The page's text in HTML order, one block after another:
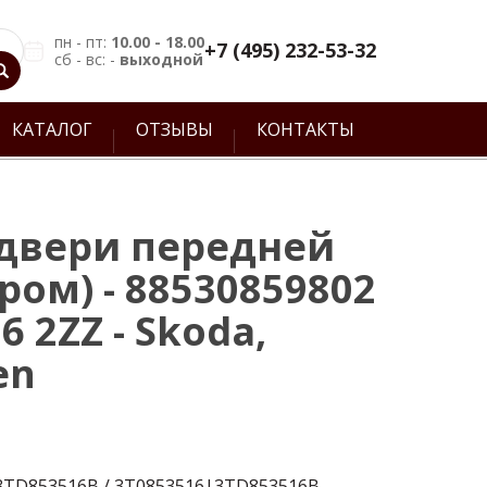
пн - пт: 10.00 - 18.00
сб - вс: - выходной+7 (495) 232-53-32
КАТАЛОГ ОТЗЫВЫ КОНТАКТЫ
передней
- 88530859802
2ZZ - Skoda,